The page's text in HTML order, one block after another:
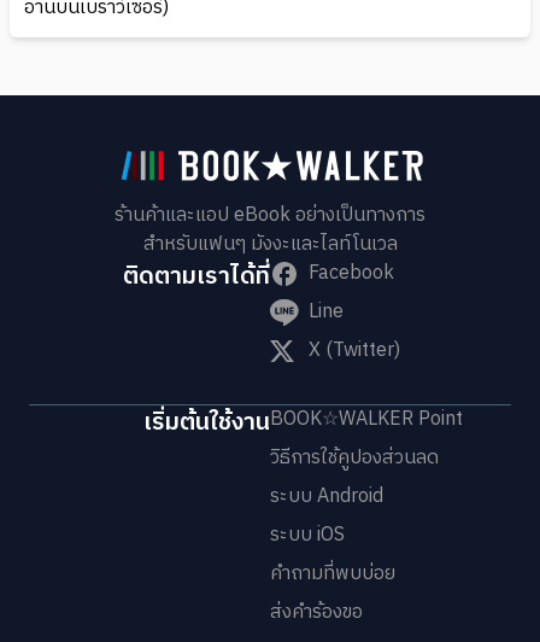
อ่านบนเบราว์เซอร์)
ร้านค้าและแอป eBook อย่างเป็นทางการ
สำหรับแฟนๆ มังงะและไลท์โนเวล
ติดตามเราได้ที่
Facebook
Line
X (Twitter)
เริ่มต้นใช้งานBOOK☆WALKER Point
วิธีการใช้คูปองส่วนลด
ระบบ Android
ระบบ iOS
คำถามที่พบบ่อย
ส่งคำร้องขอ